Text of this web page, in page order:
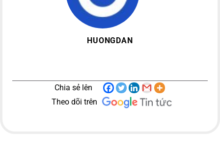
HUONGDAN
Chia sẻ lên
Theo dõi trên